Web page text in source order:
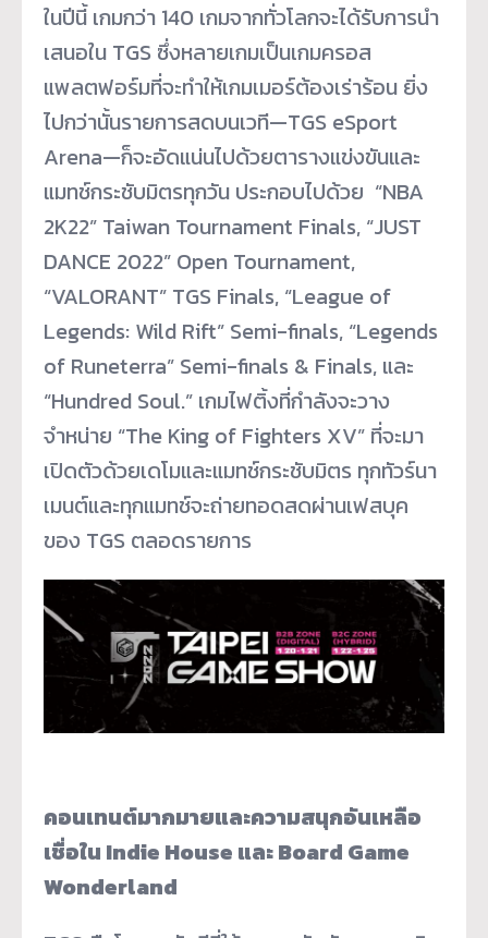
ในปีนี้ เกมกว่า 140 เกมจากทั่วโลกจะได้รับการนำ
เสนอใน TGS ซึ่งหลายเกมเป็นเกมครอส
แพลตฟอร์มที่จะทำให้เกมเมอร์ต้องเร่าร้อน ยิ่ง
ไปกว่านั้นรายการสดบนเวที—TGS eSport
Arena—ก็จะอัดแน่นไปด้วยตารางแข่งขันและ
แมทช์กระชับมิตรทุกวัน ประกอบไปด้วย “NBA
2K22” Taiwan Tournament Finals, “JUST
DANCE 2022” Open Tournament,
“VALORANT” TGS Finals, “League of
Legends: Wild Rift” Semi-finals, “Legends
of Runeterra” Semi-finals & Finals, และ
“Hundred Soul.” เกมไฟติ้งที่กำลังจะวาง
จำหน่าย “The King of Fighters XV” ที่จะมา
เปิดตัวด้วยเดโมและแมทช์กระชับมิตร ทุกทัวร์นา
เมนต์และทุกแมทช์จะถ่ายทอดสดผ่านเฟสบุค
ของ TGS ตลอดรายการ
คอนเทนต์มากมายและความสนุกอันเหลือ
เชื่อใน Indie House และ Board Game
Wonderland